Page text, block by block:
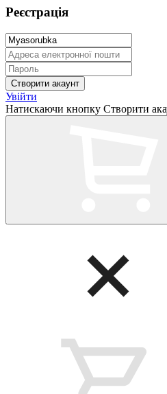
Реєстрація
Увійти
Натискаючи кнопку Створити